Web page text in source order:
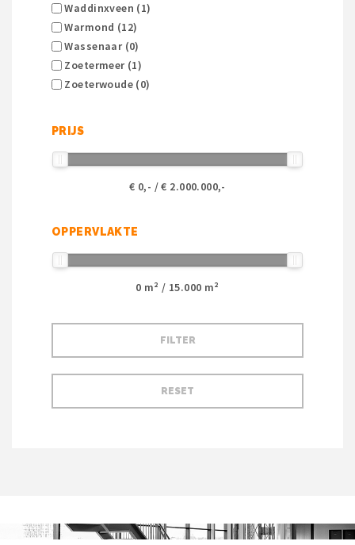
Waddinxveen (1)
Warmond (12)
Wassenaar (0)
Zoetermeer (1)
Zoeterwoude (0)
PRIJS
€ 0,- / € 2.000.000,-
OPPERVLAKTE
0 m² / 15.000 m²